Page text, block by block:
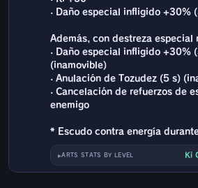
· Daño especial infligido +30%
Además, con destreza especial
· Daño especial infligido +30%
(inamovible)
· Anulación de Tozudez (5 s)
· Cancelación de refuerzos de
enemigo
* Escudo contra energía
ARTS STATS BY LEVEL Ki